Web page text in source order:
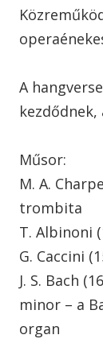
A
Műsor:
M. A.
trombita
T. Albinoni
G. Caccini
J. S. Bach
minor – a
organ